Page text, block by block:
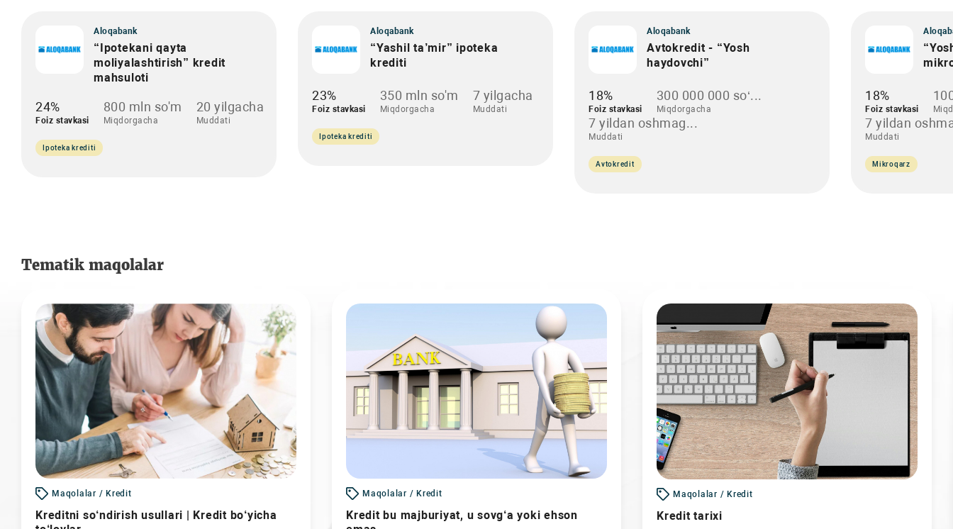
Aloqabank
“Ipotekani qayta
moliyalashtirish” kredit
mahsuloti
24%
Foiz stavkasi
800 mln so'm
Miqdorgacha
20 yilgacha
Muddati
Ipoteka krediti
Aloqabank
“Yashil ta’mir” ipoteka
krediti
23%
Foiz stavkasi
350 mln so'm
Miqdorgacha
7 yilgacha
Muddati
Ipoteka krediti
Aloqabank
Avtokredit - “Yosh
haydovchi”
18%
Foiz stavkasi
300 000 000 so‘...
Miqdorgacha
7 yildan oshmag...
Muddati
Avtokredit
18%
Foiz stavkasi
7 yildan
Muddati
Mikroqarz
Tematik maqolalar
Maqolalar / Kredit
Kreditni so‘ndirish usullari | Kredit bo‘yicha
Maqolalar / Kredit
Kredit bu majburiyat, u sovg‘a yoki ehson
Maqolalar / Kredit
Kredit tarixi